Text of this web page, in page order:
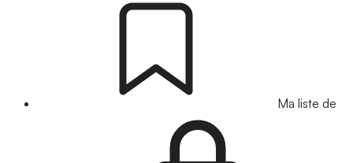
Ma liste de